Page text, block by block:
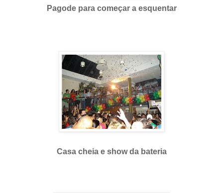
Pagode para começar a esquentar
Casa cheia e show da bateria